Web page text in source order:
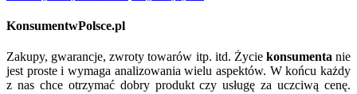
KonsumentwPolsce.pl
Zakupy, gwarancje, zwroty towarów itp. itd. Życie konsumentanie
jest proste i wymaga analizowania wielu aspektów. W końcu każdy
z nas chce otrzymać dobry produkt czy usługę za uczciwą cenę.